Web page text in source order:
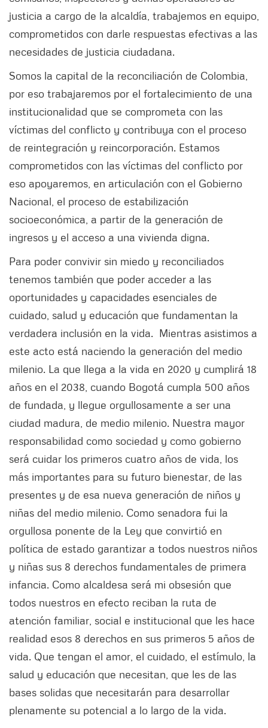
justicia a cargo de la alcaldía, trabajemos en equipo,
comprometidos con darle respuestas efectivas a las
necesidades de justicia ciudadana.
Somos la capital de la reconciliación de Colombia,
por eso trabajaremos por el fortalecimiento de una
institucionalidad que se comprometa con las
víctimas del conflicto y contribuya con el proceso
de reintegración y reincorporación. Estamos
comprometidos con las víctimas del conflicto por
eso apoyaremos, en articulación con el Gobierno
Nacional, el proceso de estabilización
socioeconómica, a partir de la generación de
ingresos y el acceso a una vivienda digna.
Para poder convivir sin miedo y reconciliados
tenemos también que poder acceder a las
oportunidades y capacidades esenciales de
cuidado, salud y educación que fundamentan la
verdadera inclusión en la vida. Mientras asistimos a
este acto está naciendo la generación del medio
milenio. La que llega a la vida en 2020 y cumplirá 18
años en el 2038, cuando Bogotá cumpla 500 años
de fundada, y llegue orgullosamente a ser una
ciudad madura, de medio milenio. Nuestra mayor
responsabilidad como sociedad y como gobierno
será cuidar los primeros cuatro años de vida, los
más importantes para su futuro bienestar, de las
presentes y de esa nueva generación de niños y
niñas del medio milenio. Como senadora fui la
orgullosa ponente de la Ley que convirtió en
política de estado garantizar a todos nuestros niños
y niñas sus 8 derechos fundamentales de primera
infancia. Como alcaldesa será mi obsesión que
todos nuestros en efecto reciban la ruta de
atención familiar, social e institucional que les hace
realidad esos 8 derechos en sus primeros 5 años de
vida. Que tengan el amor, el cuidado, el estímulo, la
salud y educación que necesitan, que les de las
bases solidas que necesitarán para desarrollar
plenamente su potencial a lo largo de la vida.